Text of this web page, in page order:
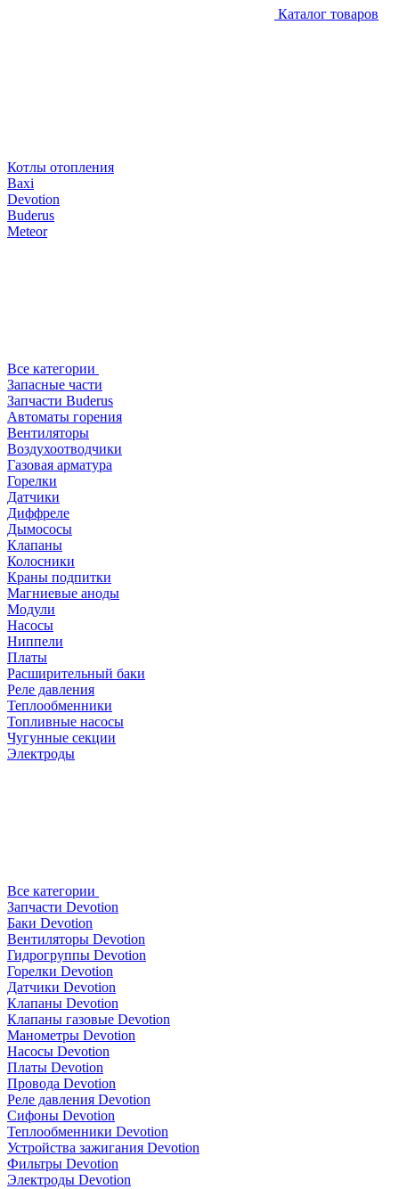
Каталог товаров
Котлы отопления
Baxi
Devotion
Buderus
Meteor
Все категории
Запасные части
Запчасти Buderus
Автоматы горения
Вентиляторы
Воздухоотводчики
Газовая арматура
Горелки
Датчики
Диффреле
Дымососы
Клапаны
Колосники
Краны подпитки
Магниевые аноды
Модули
Насосы
Ниппели
Платы
Расширительный баки
Реле давления
Теплообменники
Топливные насосы
Чугунные секции
Электроды
Все категории
Запчасти Devotion
Баки Devotion
Вентиляторы Devotion
Гидрогруппы Devotion
Горелки Devotion
Датчики Devotion
Клапаны Devotion
Клапаны газовые Devotion
Манометры Devotion
Насосы Devotion
Платы Devotion
Провода Devotion
Реле давления Devotion
Сифоны Devotion
Теплообменники Devotion
Устройства зажигания Devotion
Фильтры Devotion
Электроды Devotion